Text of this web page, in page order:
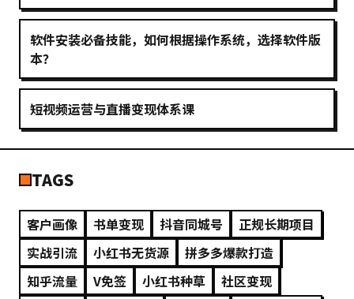
软件安装必备技能，如何根据操作系统，选择软件版
本？
短视频运营与直播变现体系课
TAGS
客户画像 书单变现 抖音同城号
正规长期项目
实战引流
小红书无货源
拼多多爆款打造
知乎流量
V免签 小红书种草
社区变现